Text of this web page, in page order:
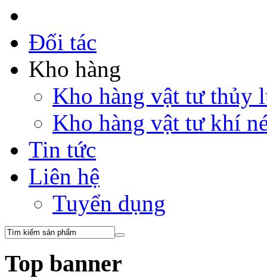
Đối tác
Kho hàng
Kho hàng vật tư thủy
Kho hàng vật tư khí
Tin tức
Liên hệ
Tuyển dụng
Top banner